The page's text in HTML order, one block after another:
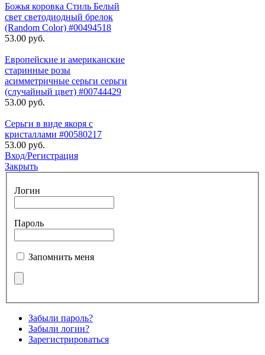
Божья коровка Стиль Белый
свет светодиодный брелок
(Random Color) #00494518
53.00 руб.
Европейские и американские
старинные розы
асимметричные серьги серьги
(случайный цвет) #00744429
53.00 руб.
Серьги в виде якоря с
кристаллами #00580217
53.00 руб.
Вход/Регистрация
Закрыть
Логин
Пароль
Запомнить меня
Забыли пароль?
Забыли логин?
Зарегистрироваться